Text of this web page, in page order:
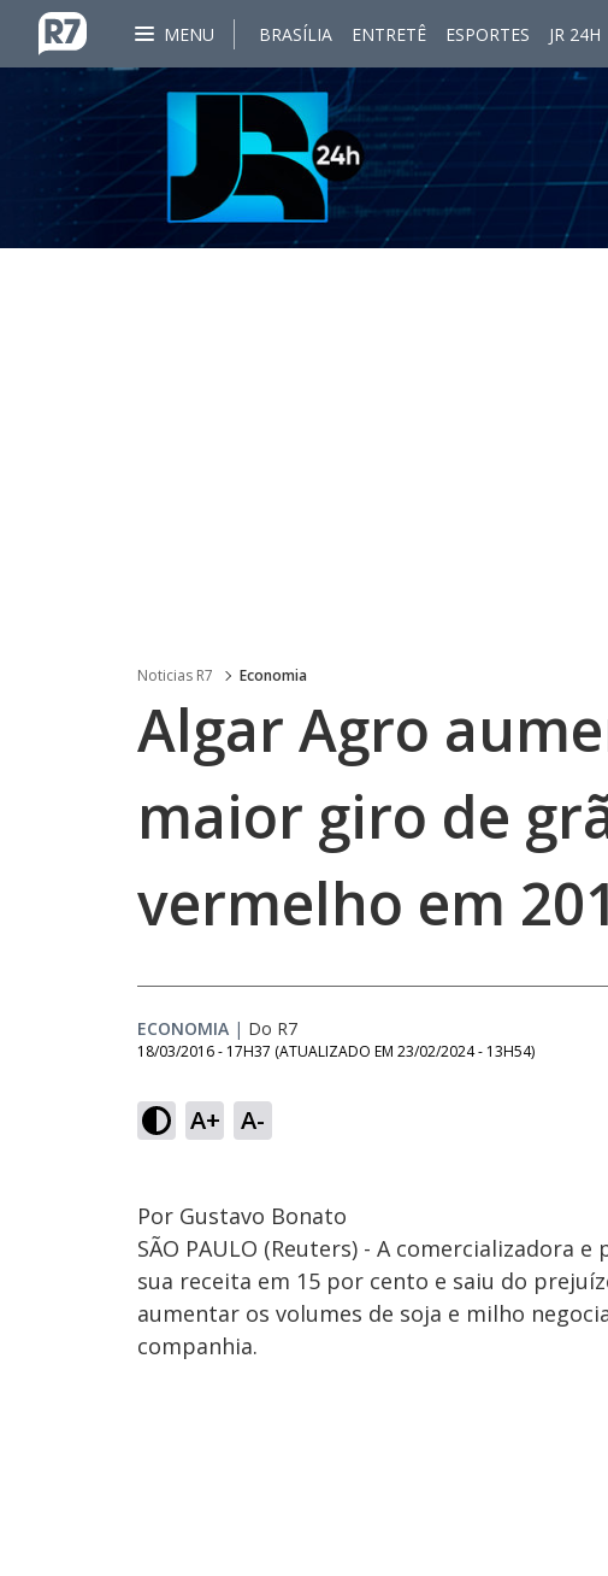
MENU BRASÍLIA ENTRETÊ ESPORTES JR 24H
Noticias R7 Economia
Algar Agro
maior giro de
vermelho em
ECONOMIA | Do R7
18/03/2016 - 17H37 (ATUALIZADO EM 23/02/2024 - 13H54)
A+ A-
Por Gustavo Bonato
SÃO PAULO (Reuters) - A comercializadora
sua receita em 15 por cento e saiu do
aumentar os volumes de soja e milho
companhia.